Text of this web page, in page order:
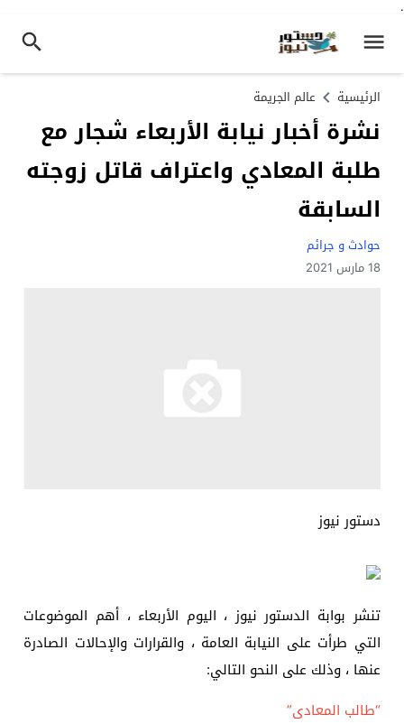
.
الرئيسية عالم الجريمة
نشرة أخبار نيابة الأربعاء شجار مع
طلبة المعادي واعتراف قاتل زوجته
السابقة
حوادث و جرائم
18 مارس 2021
دستور نيوز
تنشر بوابة الدستور نيوز ، اليوم الأربعاء ، أهم الموضوعات
التي طرأت على النيابة العامة ، والقرارات والإحالات الصادرة
عنها ، وذلك على النحو التالي:
“طالب المعادى”